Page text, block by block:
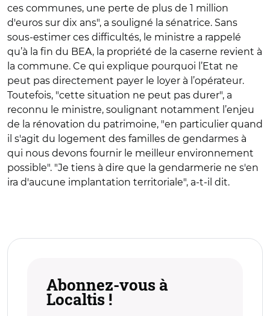
ces communes, une perte de plus de 1 million
d'euros sur dix ans", a souligné la sénatrice. Sans
sous-estimer ces difficultés, le ministre a rappelé
qu’à la fin du BEA, la propriété de la caserne revient à
la commune. Ce qui explique pourquoi l’Etat ne
peut pas directement payer le loyer à l’opérateur.
Toutefois, "cette situation ne peut pas durer", a
reconnu le ministre, soulignant notamment l’enjeu
de la rénovation du patrimoine, "en particulier quand
il s'agit du logement des familles de gendarmes à
qui nous devons fournir le meilleur environnement
possible". "Je tiens à dire que la gendarmerie ne s'en
ira d'aucune implantation territoriale", a-t-il dit.
Abonnez-vous à
Localtis !